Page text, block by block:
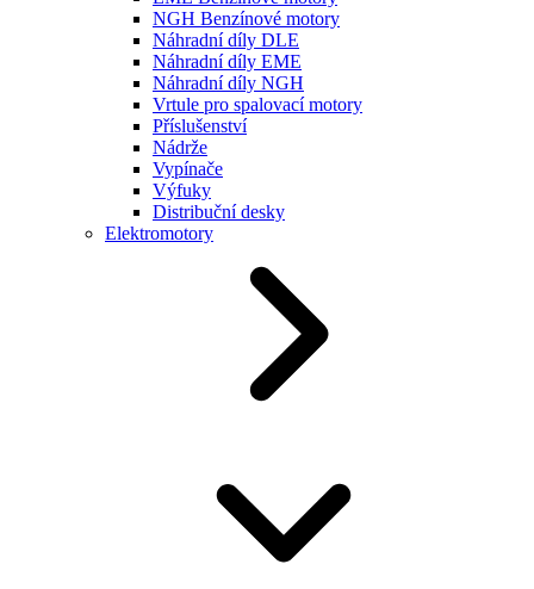
NGH Benzínové motory
Náhradní díly DLE
Náhradní díly EME
Náhradní díly NGH
Vrtule pro spalovací motory
Příslušenství
Nádrže
Vypínače
Výfuky
Distribuční desky
Elektromotory